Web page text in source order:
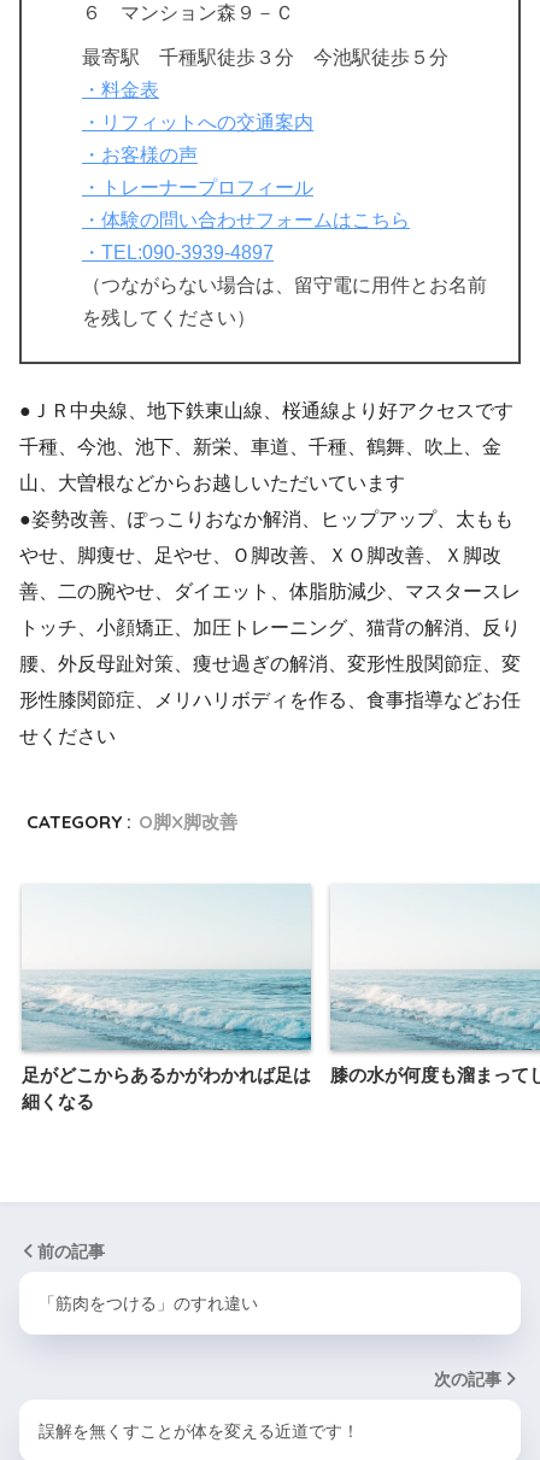
６ マンション森９－Ｃ
最寄駅 千種駅徒歩３分 今池駅徒歩５分
・料金表
・リフィットへの交通案内
・お客様の声
・トレーナープロフィール
・体験の問い合わせフォームはこちら
・TEL:090-3939-4897
（つながらない場合は、留守電に用件とお名前
を残してください）
●ＪＲ中央線、地下鉄東山線、桜通線より好アクセスです
千種、今池、池下、新栄、車道、千種、鶴舞、吹上、金
山、大曽根などからお越しいただいています
●姿勢改善、ぽっこりおなか解消、ヒップアップ、太もも
やせ、脚痩せ、足やせ、Ｏ脚改善、ＸＯ脚改善、Ｘ脚改
善、二の腕やせ、ダイエット、体脂肪減少、マスタースレ
トッチ、小顔矯正、加圧トレーニング、猫背の解消、反り
腰、外反母趾対策、痩せ過ぎの解消、変形性股関節症、変
形性膝関節症、メリハリボディを作る、食事指導などお任
せください
CATEGORY : O脚X脚改善
足がどこからあるかがわかれば足は
細くなる
膝の水が何度も溜まって
前の記事
「筋肉をつける」のすれ違い
次の記事
誤解を無くすことが体を変える近道です！